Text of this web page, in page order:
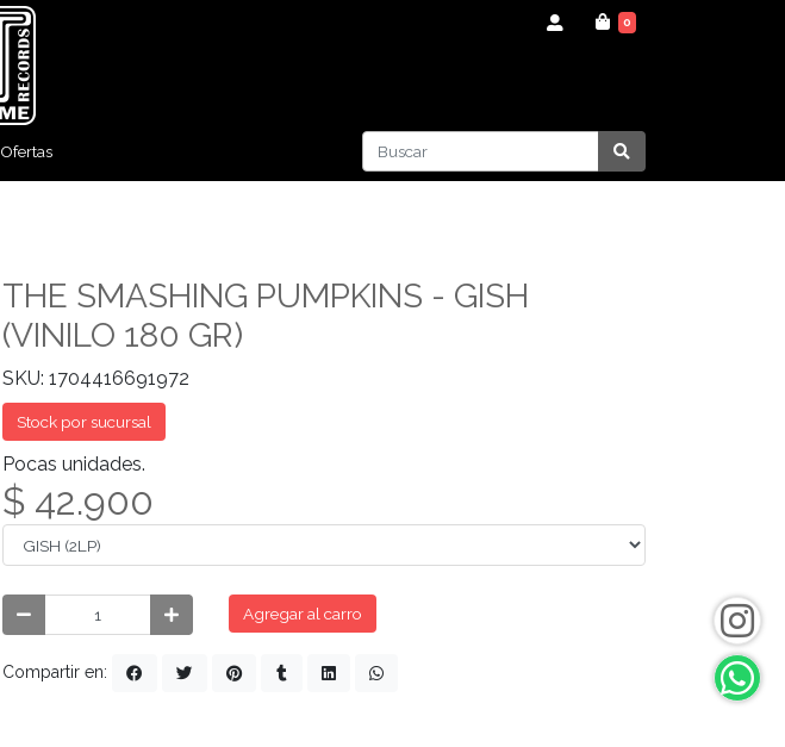
0
Ofertas
THE SMASHING PUMPKINS - GISH
(VINILO 180 GR)
SKU: 1704416691972
Stock por sucursal
Pocas unidades.
$ 42.900
Agregar al carro
Compartir en: